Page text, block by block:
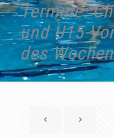
Termine:
und U15-
des